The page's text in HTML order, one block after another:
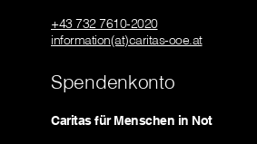
+43 732 7610-2020
information(at)caritas-ooe.at
Spendenkonto
Caritas für Menschen in Not